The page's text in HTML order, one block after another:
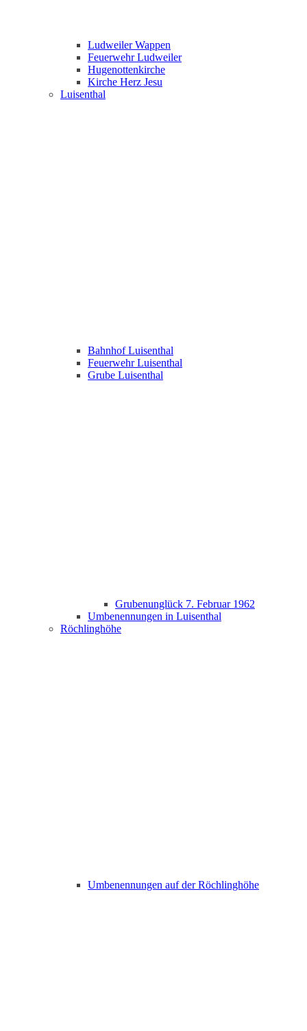
Ludweiler Wappen
Feuerwehr Ludweiler
Hugenottenkirche
Kirche Herz Jesu
Luisenthal
Bahnhof Luisenthal
Feuerwehr Luisenthal
Grube Luisenthal
Grubenunglück 7. Februar 1962
Umbenennungen in Luisenthal
Röchlinghöhe
Umbenennungen auf der Röchlinghöhe